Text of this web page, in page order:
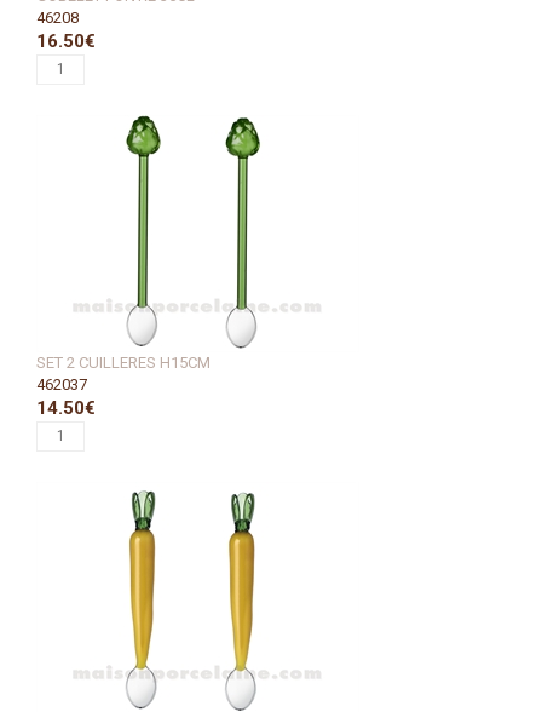
46208
16.50€
SET 2 CUILLERES H15CM
462037
14.50€